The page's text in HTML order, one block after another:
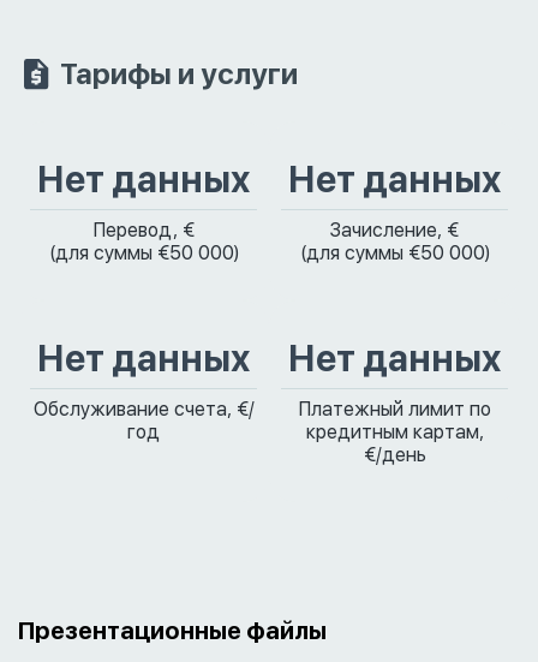
Тарифы и услуги
Нет данных
Перевод, €
(для суммы €50 000)
Нет данных
Зачисление, €
(для суммы €50 000)
Нет данных
Обслуживание счета, €/
год
Нет данных
Платежный лимит по
кредитным картам,
€/день
Презентационные файлы